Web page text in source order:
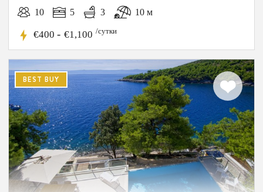
15%
СКИДКА
10 5 3 10 м
€400 - €1,100 /сутки
BEST BUY